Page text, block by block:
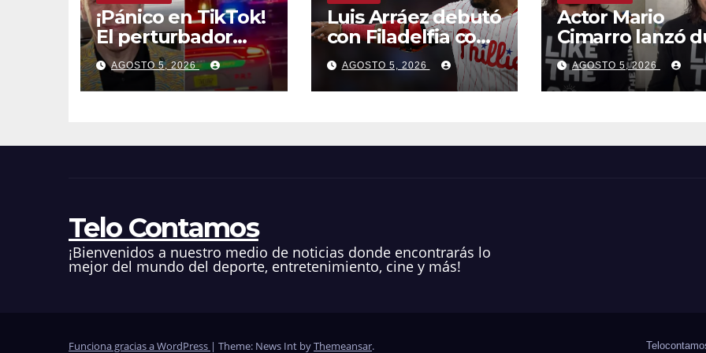
¡Pánico en TikTok!
El perturbador
video del famoso
influencer Perez
Hilton que obligó a
AGOSTO 5, 2026
Luis Arráez debutó
con Filadelfia con
batazos claves que
dieron la victoria
ante Nacionales
AGOSTO 5, 2026
Actor Mario
Cimarro lanzó
acusación
Telemundo y
advirtió que lo
AGOSTO 5, 2026
Telo Contamos
¡Bienvenidos a nuestro medio de noticias donde encontrarás lo
mejor del mundo del deporte, entretenimiento, cine y más!
Funciona gracias a WordPress | Theme: News Int byThemeansar.